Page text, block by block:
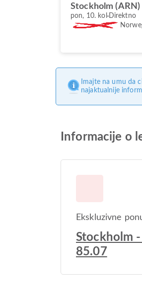
Stockholm (ARN)
pon, 10. kol Direktno
Imajte na umu da
najaktualnije
Informacije o
Ekskluzivne
Stockholm
85.07